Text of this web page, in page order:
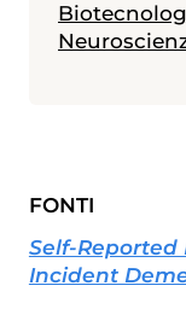
medicina,
FONTI
Self-Reported
Incident